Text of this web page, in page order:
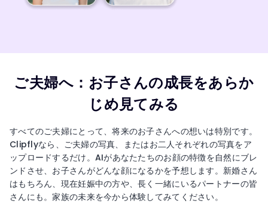
ご夫婦へ：お子さんの成長をあらか
じめ見てみる
すべてのご夫婦にとって、将来のお子さんへの想いは特別です。
Clipflyなら、ご夫婦の写真、またはお二人それぞれの写真をア
ップロードするだけ。AIがあなたたちのお顔の特徴を自然にブレ
ンドさせ、お子さんがどんな顔になるかを予想します。新婚さん
はもちろん、現在妊娠中の方や、長く一緒にいるパートナーの皆
さんにも。家族の未来を今から体験してみてください。